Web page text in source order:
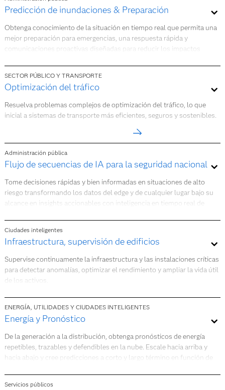
Predicción de inundaciones & Preparación
Obtenga conocimiento de la situación en tiempo real que permita una
mejor preparación para emergencias, una respuesta rápida y
comunicaciones proactivas diseñadas para reducir los impactos
Más información
SECTOR PÚBLICO Y TRANSPORTE
Optimización del tráfico
Resuelva problemas complejos de optimización del tráfico, lo que
inicial a sistemas de transporte más eficientes, seguros y sostenibles.
Administración pública
Flujo de secuencias de IA para la seguridad nacional
Tome decisiones rápidas y bien informadas en situaciones de alto
riesgo transformando los datos del edge y de cualquier lugar bajo su
alcance en insights accionables con inteligencia en tiempo real de
Ciudades inteligentes
Infraestructura, supervisión de edificios
Supervise continuamente la infraestructura y las instalaciones críticas
para detectar anomalías, optimizar el rendimiento y ampliar la vida útil
de los activos.
Más información
ENERGÍA, UTILIDADES Y CIUDADES INTELIGENTES
Energía y Pronóstico
De la generación a la distribución, obtenga pronósticos de energía
repetibles, trazables y defendibles en la nube. Escale hacia arriba y
hacia abajo y cree predicciones a corto y largo término en función de
Servicios públicos